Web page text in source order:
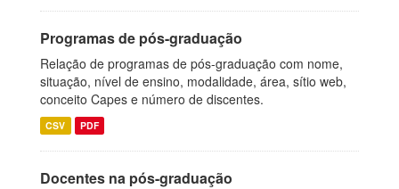
Programas de pós-graduação
Relação de programas de pós-graduação com nome,
situação, nível de ensino, modalidade, área, sítio web,
conceito Capes e número de discentes.
CSV PDF
Docentes na pós-graduação